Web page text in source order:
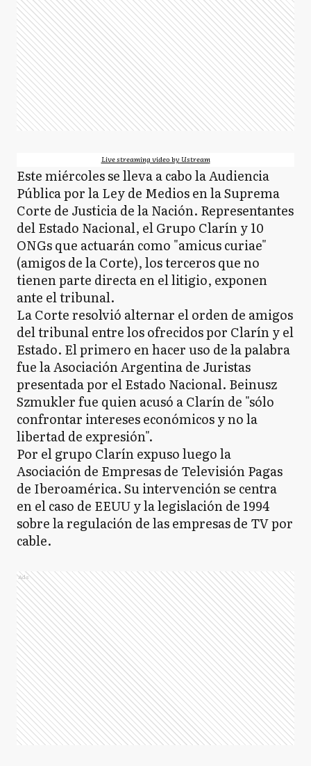
Live streaming video by Ustream
Este miércoles se lleva a cabo la Audiencia
Pública por la Ley de Medios en la Suprema
Corte de Justicia de la Nación. Representantes
del Estado Nacional, el Grupo Clarín y 10
ONGs que actuarán como "amicus curiae"
(amigos de la Corte), los terceros que no
tienen parte directa en el litigio, exponen
ante el tribunal.
La Corte resolvió alternar el orden de amigos
del tribunal entre los ofrecidos por Clarín y el
Estado. El primero en hacer uso de la palabra
fue la Asociación Argentina de Juristas
presentada por el Estado Nacional. Beinusz
Szmukler fue quien acusó a Clarín de "sólo
confrontar intereses económicos y no la
libertad de expresión".
Por el grupo Clarín expuso luego la
Asociación de Empresas de Televisión Pagas
de Iberoamérica. Su intervención se centra
en el caso de EEUU y la legislación de 1994
sobre la regulación de las empresas de TV por
cable.
Ads